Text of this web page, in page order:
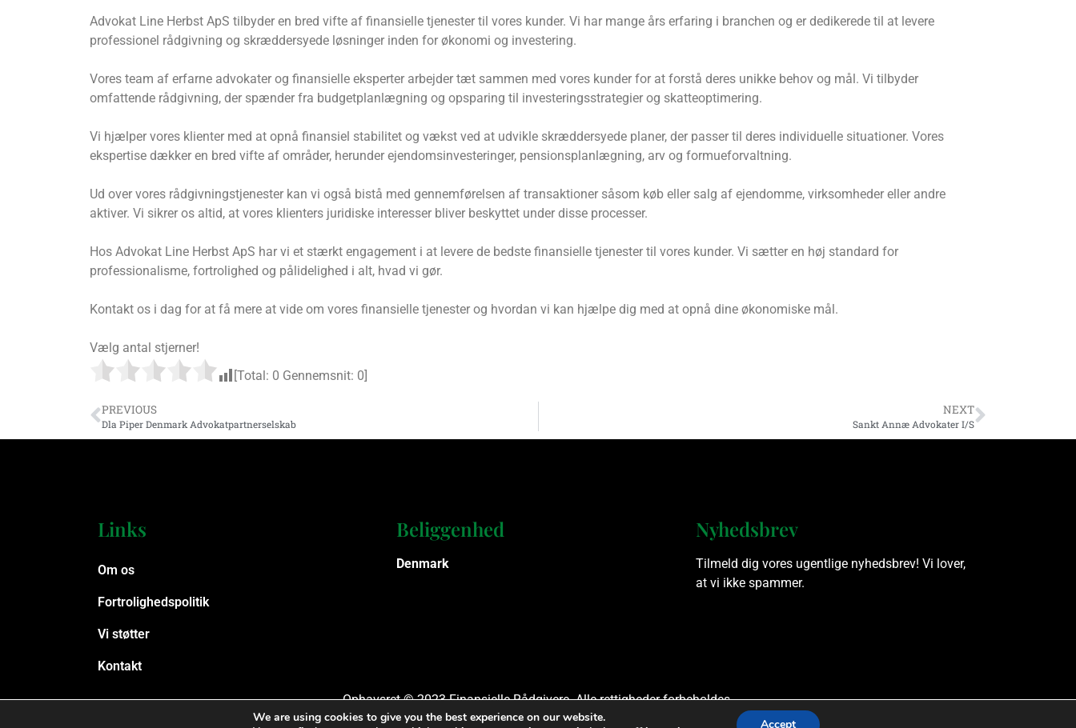
Advokat Line Herbst ApS tilbyder en bred vifte af finansielle tjenester til vores kunder. Vi har mange års erfaring i branchen og er dedikerede til at levere
professionel rådgivning og skræddersyede løsninger inden for økonomi og investering.
Vores team af erfarne advokater og finansielle eksperter arbejder tæt sammen med vores kunder for at forstå deres unikke behov og mål. Vi tilbyder
omfattende rådgivning, der spænder fra budgetplanlægning og opsparing til investeringsstrategier og skatteoptimering.
Vi hjælper vores klienter med at opnå finansiel stabilitet og vækst ved at udvikle skræddersyede planer, der passer til deres individuelle situationer. Vores
ekspertise dækker en bred vifte af områder, herunder ejendomsinvesteringer, pensionsplanlægning, arv og formueforvaltning.
Ud over vores rådgivningstjenester kan vi også bistå med gennemførelsen af ​​transaktioner såsom køb eller salg af ejendomme, virksomheder eller andre
aktiver. Vi sikrer os altid, at vores klienters juridiske interesser bliver beskyttet under disse processer.
Hos Advokat Line Herbst ApS har vi et stærkt engagement i at levere de bedste finansielle tjenester til vores kunder. Vi sætter en høj standard for
professionalisme, fortrolighed og pålidelighed i alt, hvad vi gør.
Kontakt os i dag for at få mere at vide om vores finansielle tjenester og hvordan vi kan hjælpe dig med at opnå dine økonomiske mål.
Vælg antal stjerner!
[Total: 0 Gennemsnit: 0]
PREVIOUS
Dla Piper Denmark Advokatpartnerselskab
NEXT
Sankt Annæ Advokater I/S
Links
Om os
Fortrolighedspolitik
Vi støtter
Kontakt
Beliggenhed
Denmark
Nyhedsbrev
Tilmeld dig vores ugentlige nyhedsbrev! Vi lover,
at vi ikke spammer.
Ophavsret © 2023 Finansielle Rådgivere. Alle rettigheder forbeholdes.
We are using cookies to give you the best experience on our website.
Accept